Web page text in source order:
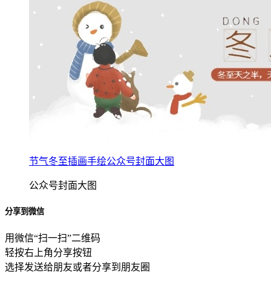
节气冬至插画手绘公众号封面大图
公众号封面大图
分享到微信
用微信“扫一扫”二维码
轻按右上角分享按钮
选择发送给朋友或者分享到朋友圈